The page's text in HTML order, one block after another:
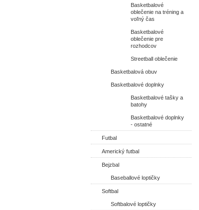
Basketbalové
oblečenie na tréning a
voľný čas
Basketbalové
oblečenie pre
rozhodcov
Streetball oblečenie
Basketbalová obuv
Basketbalové doplnky
Basketbalové tašky a
batohy
Basketbalové doplnky
- ostatné
Futbal
Americký futbal
Bejzbal
Baseballové loptičky
Softbal
Softbalové loptičky